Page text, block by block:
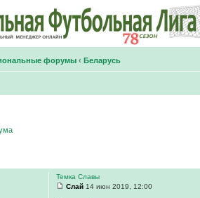
форумы ‹ Беларусь
Темка Славы
Слай 14 июн 2019, 12:00